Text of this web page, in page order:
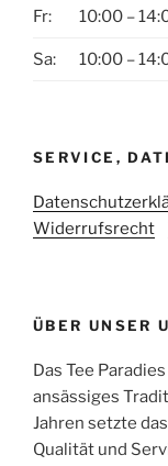
Fr: 10:00 –
Sa: 10:00 –
SERVICE,
Widerrufsrecht
ÜBER UNSER
Das Tee
ansässiges
Jahren setzte
Qualität und